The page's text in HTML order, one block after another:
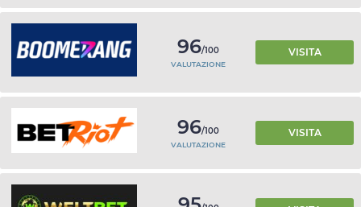
96/100
VALUTAZIONE
VISITA
96/100
VALUTAZIONE
VISITA